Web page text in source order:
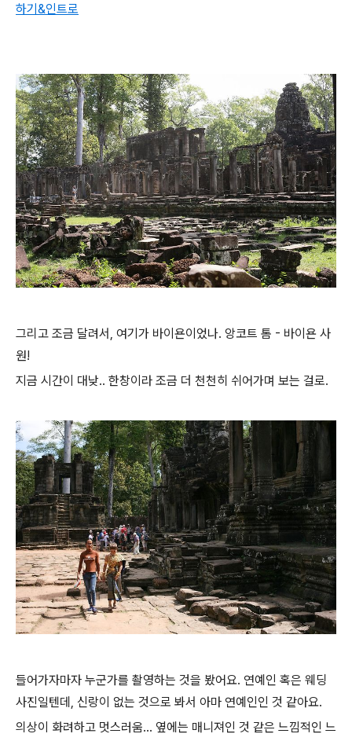
하기&인트로
그리고 조금 달려서, 여기가 바이욘이었나. 앙코트 톰 - 바이욘 사
원!
지금 시간이 대낮.. 한창이라 조금 더 천천히 쉬어가며 보는 걸로.
들어가자마자 누군가를 촬영하는 것을 봤어요. 연예인 혹은 웨딩
사진일텐데, 신랑이 없는 것으로 봐서 아마 연예인인 것 같아요.
의상이 화려하고 멋스러움... 옆에는 매니져인 것 같은 느낌적인 느